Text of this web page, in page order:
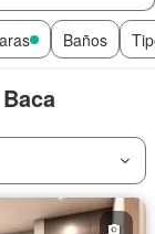
Baños